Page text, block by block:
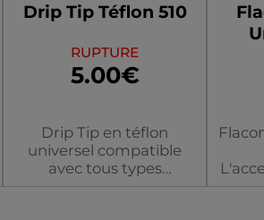
Drip Tip Téflon 510
RUPTURE
5.00€
Drip Tip en téflon
universel compatible
avec tous types
d'atomiseurs et